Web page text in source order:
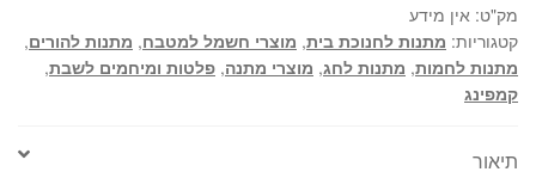
עד
20
יח'
UNIVERS
מק"ט: אין מידע
קטגוריות: מתנות לחנוכת בית, מוצרי חשמל למטבח, מתנות להורים,
מתנות לחמות, מתנות לחג, מוצרי מתנה, פלטות ומיחמים לשבת,
קמפינג
תיאור